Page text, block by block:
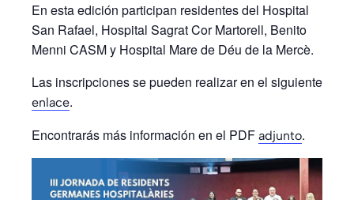
En esta edición participan residentes del Hospital
San Rafael, Hospital Sagrat Cor Martorell, Benito
Menni CASM y Hospital Mare de Déu de la Mercè.
Las inscripciones se pueden realizar en el siguiente
enlace.
Encontrarás más información en el PDF adjunto.